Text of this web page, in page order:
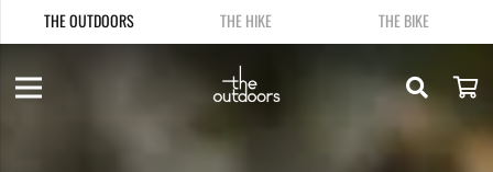
THE OUTDOORS THE HIKE THE BIKE